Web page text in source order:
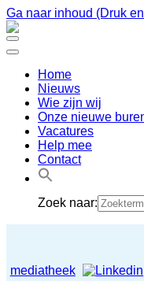
Ga naar inhoud (Druk
Home
Nieuws
Wie zijn wij
Onze nieuwe
Vacatures
Help mee
Contact
Zoek naar:
mediatheek